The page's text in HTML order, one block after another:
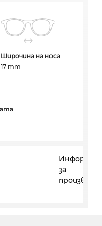
Широчина на носа
17 mm
за